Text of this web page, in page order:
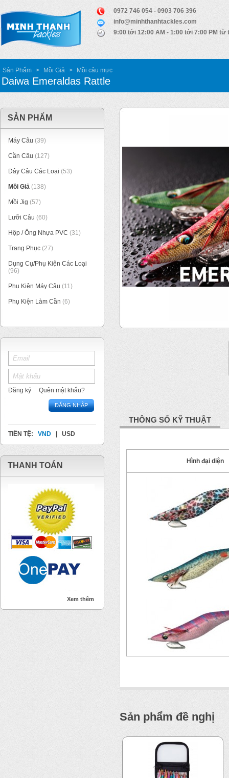
0972 746 054 - 0903 706 396
info@minhthanhtackles.com
9:00 tới 12:00 AM - 1:00 tới 7:00 PM từ
Sản Phẩm > Mồi Giả > Mồi câu mực
Daiwa Emeraldas Rattle
SẢN PHẨM
Máy Câu (39)
Cần Câu (127)
Dây Câu Các Loại (53)
Mồi Giả (138)
Mồi Jig (57)
Lưỡi Câu (60)
Hộp / Ống Nhựa PVC (31)
Trang Phục (27)
Dụng Cụ/Phụ Kiện Các Loại
(96)
Phụ Kiện Máy Câu (11)
Phụ Kiện Làm Cần (6)
Đăng ký Quên mật khẩu?
ĐĂNG NHẬP
TIỀN TỆ: VND USD
THANH TOÁN
Xem thêm
THÔNG SỐ KỸ THUẬT
Hình đại diện
Sản phẩm đề nghị